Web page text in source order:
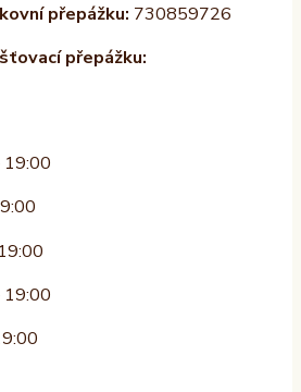
přepážku: 730859726
přepážku:
19:00